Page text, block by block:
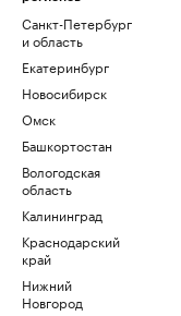
Санкт-Петербург
и область
Екатеринбург
Новосибирск
Омск
Башкортостан
Вологодская
область
Калининград
Краснодарский
край
Нижний
Новгород